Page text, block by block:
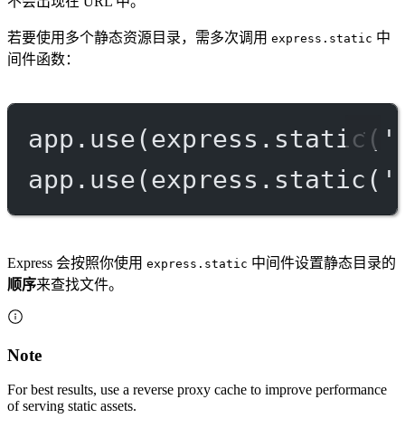
若要使用多个静态资源目录，需多次调用 express.static 中
间件函数：
app. use(express. static (
app. use(express. static (
Express 会按照你使用 express.static 中间件设置静态目录的
顺序来查找文件。
Note
For best results, use a reverse proxy cache to improve performance
of serving static assets.